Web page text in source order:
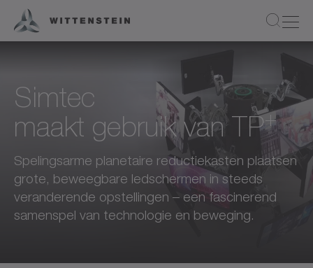
Simtec
maakt gebruik van TP+
Spelingsarme planetaire reductiekasten plaatsen
grote, beweegbare ledschermen in steeds
veranderende opstellingen – een fascinerend
samenspel van technologie en beweging.